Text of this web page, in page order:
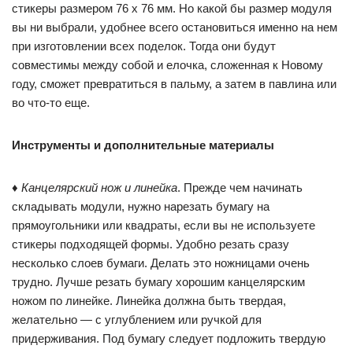
стикеры размером 76 x 76 мм. Но какой бы размер модуля
вы ни выбрали, удобнее всего остановиться именно на нем
при изготовлении всех поделок. Тогда они будут
совместимы между собой и елочка, сложенная к Новому
году, сможет превратиться в пальму, а затем в павлина или
во что-то еще.
Инструменты и дополнительные материалы
♦ Канцелярский нож и линейка. Прежде чем начинать
складывать модули, нужно нарезать бумагу на
прямоугольники или квадраты, если вы не используете
стикеры подходящей формы. Удобно резать сразу
несколько слоев бумаги. Делать это ножницами очень
трудно. Лучше резать бумагу хорошим канцелярским
ножом по линейке. Линейка должна быть твердая,
желательно — с углублением или ручкой для
придерживания. Под бумагу следует подложить твердую